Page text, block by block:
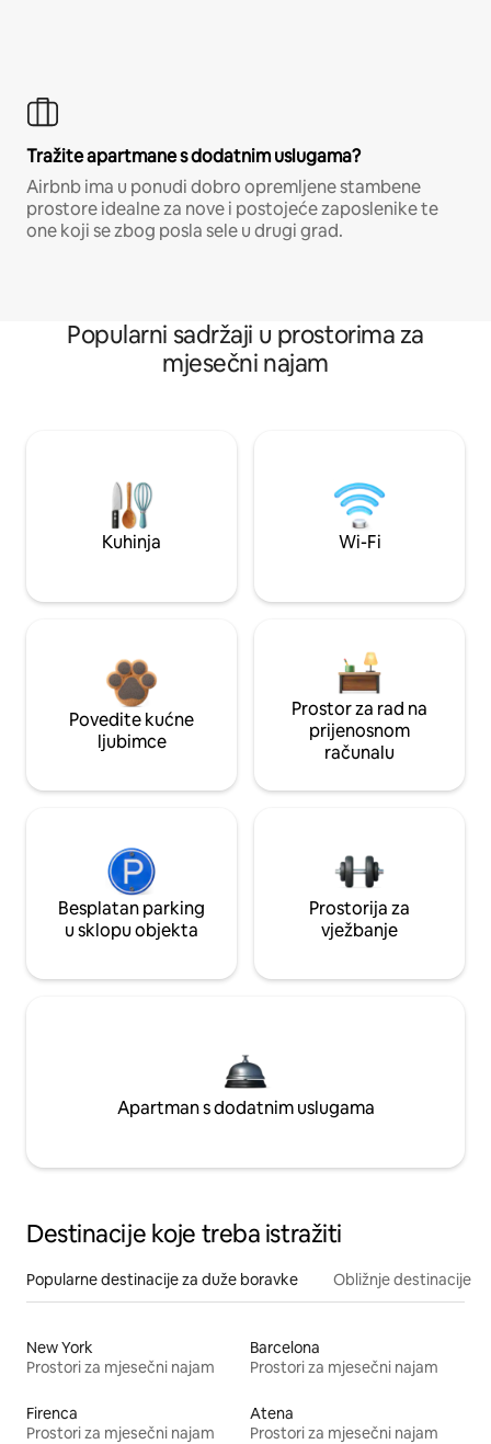
Tražite apartmane s dodatnim uslugama?
Airbnb ima u ponudi dobro opremljene stambene
prostore idealne za nove i postojeće zaposlenike te
one koji se zbog posla sele u drugi grad.
Popularni sadržaji u prostorima za
mjesečni najam
Kuhinja Wi-Fi
Povedite kućne
ljubimce
Prostor za rad na
prijenosnom
računalu
Besplatan parking
u sklopu objekta
Prostorija za
vježbanje
Apartman s dodatnim uslugama
Destinacije koje treba istražiti
Popularne destinacije za duže boravke Obližnje destinacije
New York
Prostori za mjesečni najam
Barcelona
Prostori za mjesečni najam
Firenca
Prostori za mjesečni najam
Atena
Prostori za mjesečni najam